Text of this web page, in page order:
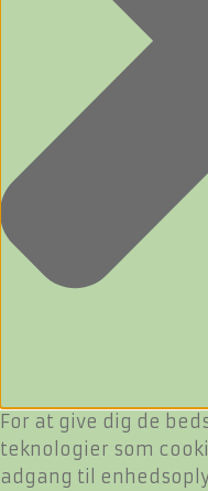
For at give dig de
teknologier som
adgang til